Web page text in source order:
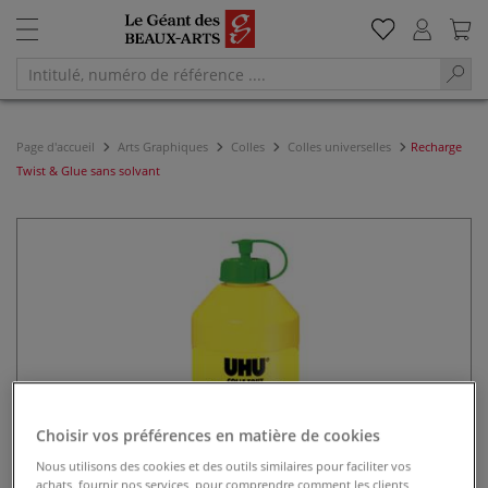
Page d'accueil Arts Graphiques Colles Colles universelles
Recharge
Twist & Glue sans solvant
Choisir vos préférences en matière de cookies
Nous utilisons des cookies et des outils similaires pour faciliter vos
achats, fournir nos services, pour comprendre comment les clients